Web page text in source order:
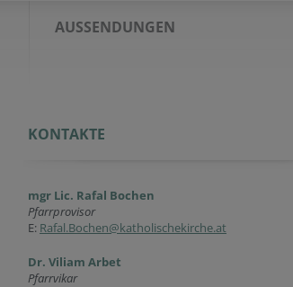
AUSSENDUNGEN
KONTAKTE
mgr Lic. Rafal Bochen
Pfarrprovisor
E: Rafal.Bochen@katholischekirche.at
Dr. Viliam Arbet
Pfarrvikar